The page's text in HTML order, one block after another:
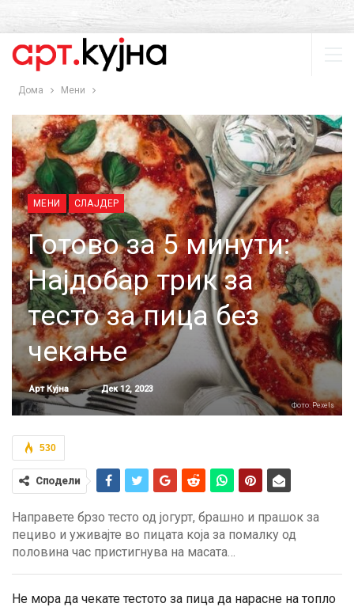
Дома Мени
МЕНИ СЛАЈДЕР
Готово за 5 минути:
Најдобар трик за
тесто за пица без
чекање
Арт Кујна Дек 12, 2023
Фото: Pexels
530
Сподели
Направете брзо тесто од јогурт, брашно и прашок за
пециво и уживајте во пицата која за помалку од
половина час пристигнува на масата…
Не мора да чекате тестото за пица да нарасне на топло